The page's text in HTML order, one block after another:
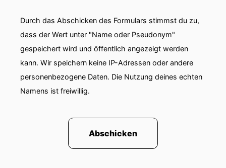
Durch das Abschicken des Formulars stimmst du zu,
dass der Wert unter "Name oder Pseudonym"
gespeichert wird und öffentlich angezeigt werden
kann. Wir speichern keine IP-Adressen oder andere
personenbezogene Daten. Die Nutzung deines echten
Namens ist freiwillig.
Abschicken